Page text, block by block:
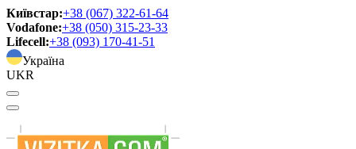
Київстар:+38 (067) 322-61-64
Vodafone:+38 (050) 315-23-33
Lifecell:+38 (093) 170-41-51
Україна
UKR